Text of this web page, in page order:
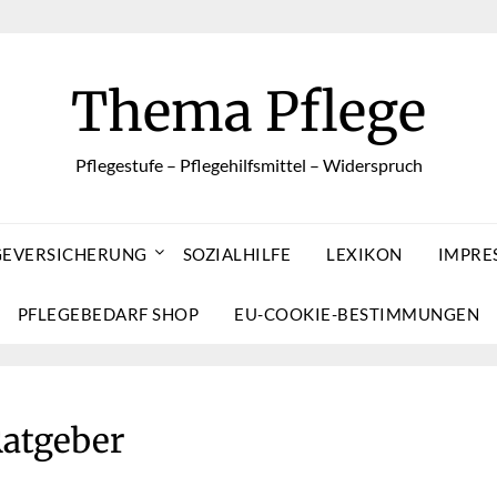
Thema Pflege
Pflegestufe – Pflegehilfsmittel – Widerspruch
SOZIALHILFE LEXIKON
PFLEGEBEDARF SHOP EU-COOKIE-BESTIMMUNGEN